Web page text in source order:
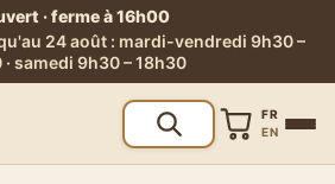
· ferme à 16h00
24 août : mardi-vendredi 9h30 –
· samedi 9h30 – 18h30
FR
EN